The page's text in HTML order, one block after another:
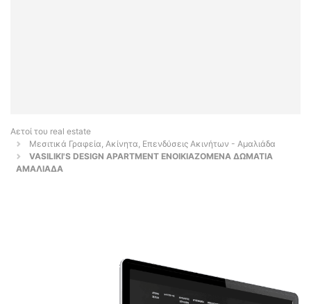
Αετοί του real estate
Μεσιτικά Γραφεία, Ακίνητα, Επενδύσεις Ακινήτων - Αμαλιάδα
VASILIKI'S DESIGN APARTMENT ΕΝΟΙΚΙΑΖΟΜΕΝΑ ΔΩΜΑΤΙΑ
ΑΜΑΛΙΑΔΑ